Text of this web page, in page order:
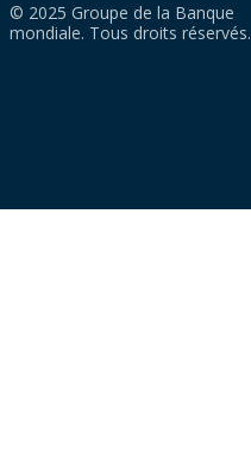
© 2025 Groupe de la Banque
mondiale. Tous droits réservés.